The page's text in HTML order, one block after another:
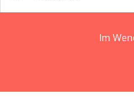
Im